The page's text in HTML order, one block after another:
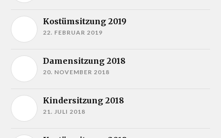
Kostümsitzung 2019
22. FEBRUAR 2019
Damensitzung 2018
20. NOVEMBER 2018
Kindersitzung 2018
21. JULI 2018